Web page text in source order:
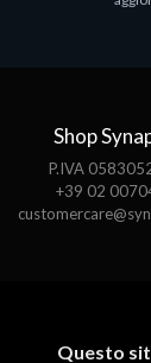
Shop
P.IVA
+39 02
Questo